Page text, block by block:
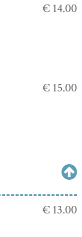
€ 14.00
€ 15.00
€ 13.00